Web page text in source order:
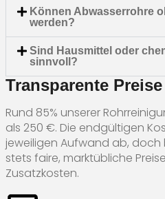
Können Abwasserrohre
werden?
Sind Hausmittel oder
sinnvoll?
Transparente
Rund 85% unserer
als 250 €. Die endgültigen
jeweiligen Aufwand ab, doch
stets faire, marktübliche
Zusatzkosten.